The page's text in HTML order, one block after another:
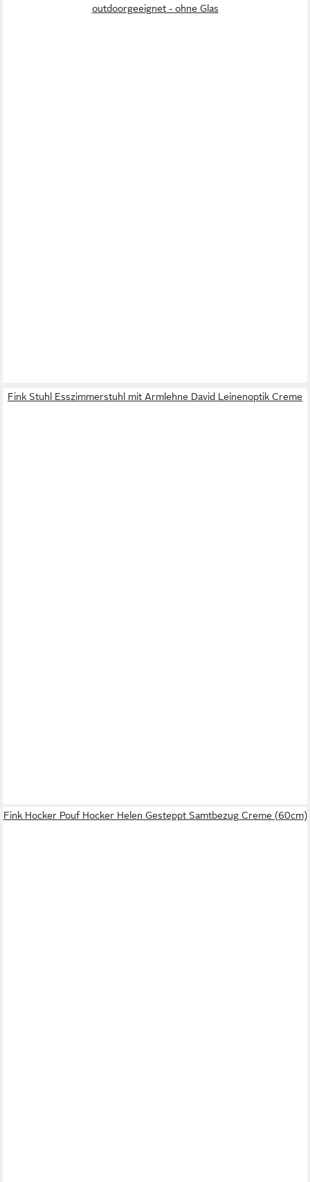
outdoorgeeignet - ohne Glas
Fink Stuhl Esszimmerstuhl mit Armlehne David Leinenoptik Creme
Fink Hocker Pouf Hocker Helen Gesteppt Samtbezug Creme (60cm)